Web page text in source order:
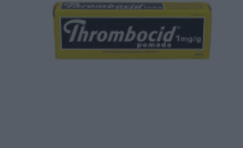
Muy bien para dolores
tanto de piernas, y
contracturas mezclado